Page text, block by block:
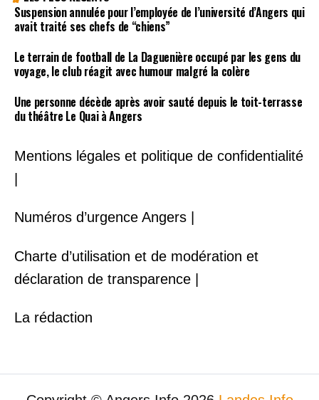
Suspension annulée pour l’employée de l’université d’Angers qui
avait traité ses chefs de “chiens”
Le terrain de football de La Daguenière occupé par les gens du
voyage, le club réagit avec humour malgré la colère
Une personne décède après avoir sauté depuis le toit-terrasse
du théâtre Le Quai à Angers
Mentions légales et politique de confidentialité
|
Numéros d’urgence Angers |
Charte d’utilisation et de modération et
déclaration de transparence |
La rédaction